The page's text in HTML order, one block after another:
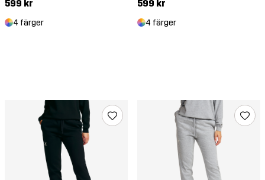
599 kr
4 färger
599 kr
4 färger